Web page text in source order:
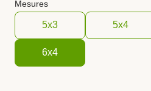
Mesures
5x3 5x4
6x4